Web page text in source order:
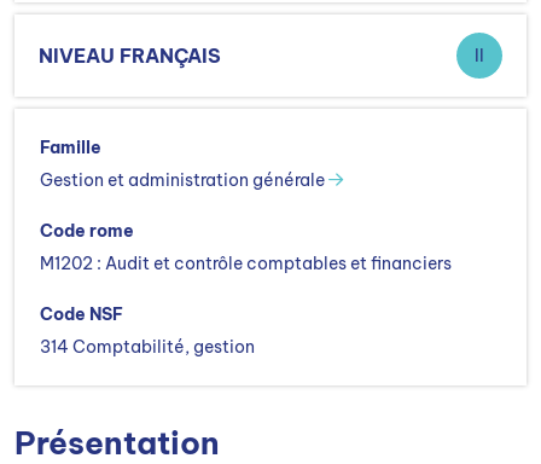
Présentation
NIVEAU FRANÇAIS II
Famille
Gestion et administration générale
Code rome
M1202 : Audit et contrôle comptables et financiers
Code NSF
314 Comptabilité, gestion